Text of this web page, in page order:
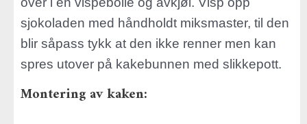
sjokoladen med håndholdt miksmaster, til den
blir såpass tykk at den ikke renner men kan
spres utover på kakebunnen med slikkepott.
Montering av kaken: